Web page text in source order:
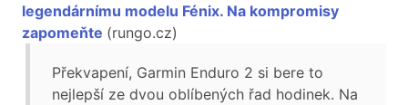
legendárnímu modelu Fénix. Na kompromisy
zapomeňte (rungo.cz)
Překvapení, Garmin Enduro 2 si bere to
nejlepší ze dvou oblíbených řad hodinek. Na